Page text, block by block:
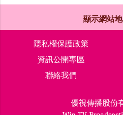
顯示網站
隱私權保護政策
資訊公開專區
聯絡我們
優視傳播股份